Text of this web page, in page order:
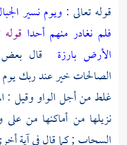
قوله تعالى : ويوم نسير
فلم نغادر منهم أحدا
الأرض بارزة
قال بعض
الصالحات خير عند ربك يوم
غلط من أجل الواو وقيل :
نزيلها من أماكنها من